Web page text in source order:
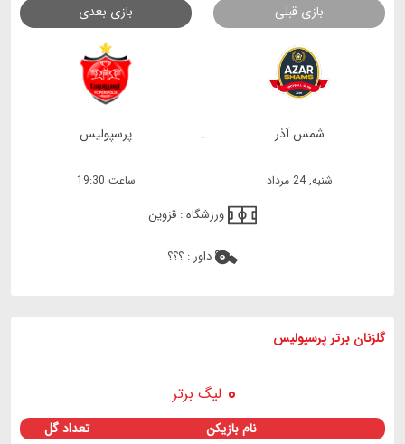
بازی قبلی بازی بعدی
- شمس آذر پرسپولیس
شنبه, 24 مرداد ساعت 19:30
ورزشگاه : قزوین
داور : ؟؟؟
گلزنان برتر پرسپولیس
لیگ برتر
نام بازیکن تعداد گل